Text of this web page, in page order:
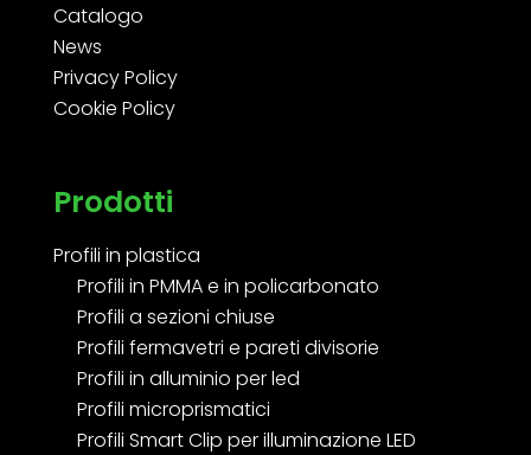
Catalogo
News
Privacy Policy
Cookie Policy
Prodotti
Profili in plastica
Profili in PMMA e in policarbonato
Profili a sezioni chiuse
Profili fermavetri e pareti divisorie
Profili in alluminio per led
Profili microprismatici
Profili Smart Clip per illuminazione LED